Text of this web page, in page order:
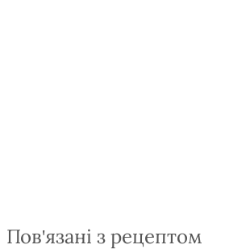
Пов'язані з рецептом